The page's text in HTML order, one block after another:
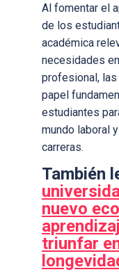
Al fomentar el
de los
académica
necesidades
profesional,
papel
estudiantes
mundo laboral
carreras.
También
nuevo
triunfar